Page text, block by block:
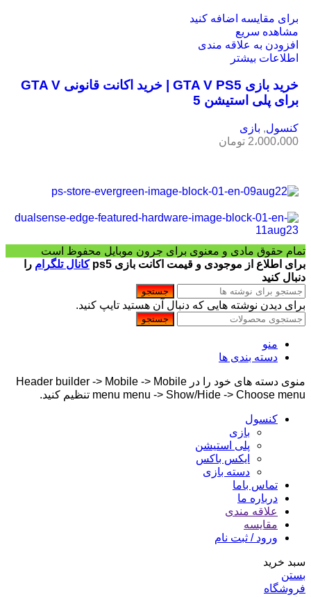
برای مقایسه اضافه کنید
مشاهده سریع
افزودن به علاقه مندی
اطلاعات بیشتر
خرید بازی GTA V PS5 | خرید اکانت قانونی GTA V
برای پلی استیشن 5
کنسول, بازی
2،000،000 تومان
تمام حقوق مادی و معنوی برای جرون موبایل محفوظ است
برای اطلاع از موجودی و قیمت اکانت بازی ps5
کانال تلگرام را
دنبال کنید
جستجو
برای دیدن نوشته هایی که دنبال آن هستید تایپ کنید.
جستجو
منو
دسته بندی ها
منوی دسته های خود را در Header builder -> Mobile -> Mobile
menu menu -> Show/Hide -> Choose menu تنظیم کنید.
کنسول
بازی
پلی استیشن
ایکس باکس
دسته بازی
تماس باما
درباره ما
علاقه مندی
مقایسه
ورود / ثبت نام
سبد خرید
بستن
فروشگاه